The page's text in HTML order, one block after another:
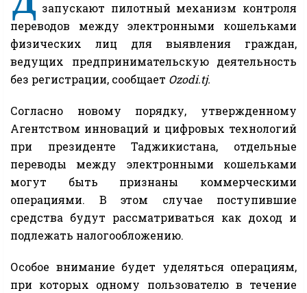
запускают пилотный механизм контроля
переводов между электронными кошельками
физических лиц для выявления граждан,
ведущих предпринимательскую деятельность
без регистрации, сообщает Ozodi.tj.
Согласно новому порядку, утвержденному
Агентством инноваций и цифровых технологий
при президенте Таджикистана, отдельные
переводы между электронными кошельками
могут быть признаны коммерческими
операциями. В этом случае поступившие
средства будут рассматриваться как доход и
подлежать налогообложению.
Особое внимание будет уделяться операциям,
при которых одному пользователю в течение